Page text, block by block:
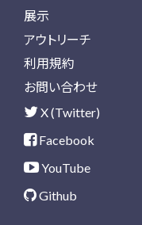
展示
アウトリーチ
利用規約
お問い合わせ
X (Twitter)
Facebook
YouTube
Github